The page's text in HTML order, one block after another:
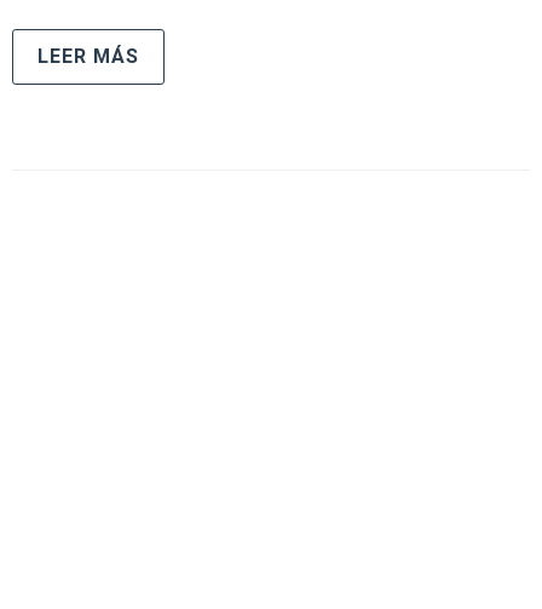
LEER MÁS